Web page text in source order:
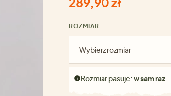
ROZMIAR
Wybierz rozmiar
Rozmiar pasuje:w sam raz